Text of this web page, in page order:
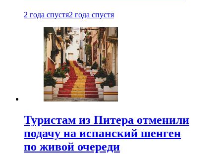
2 года спустя2 года спустя
Туристам из Питера отменили
подачу на испанский шенген
по живой очереди